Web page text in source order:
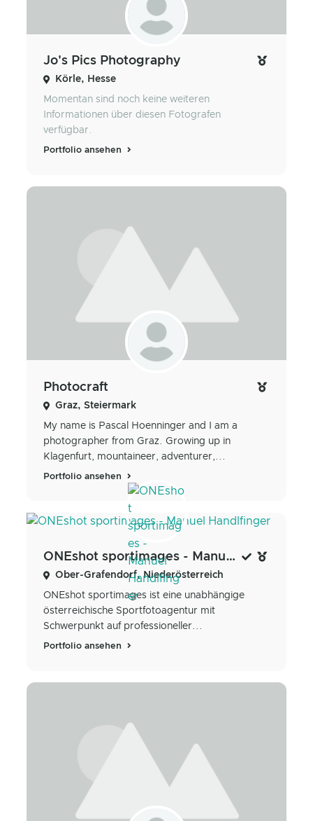
Jo's Pics Photography
Körle, Hesse
Momentan sind noch keine weiteren
Informationen über diesen Fotografen
verfügbar.
Portfolio ansehen
Photocraft
Graz, Steiermark
My name is Pascal Hoenninger and I am a
photographer from Graz. Growing up in
Klagenfurt, mountaineer, adventurer,...
Portfolio ansehen
ONEshot sportimages - Manuel Handlfinger
Ober-Grafendorf, Niederösterreich
ONEshot sportimages ist eine unabhängige
österreichische Sportfotoagentur mit
Schwerpunkt auf professioneller...
Portfolio ansehen